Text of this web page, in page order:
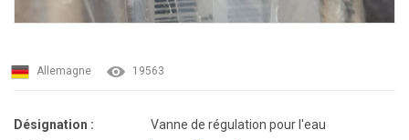
Allemagne 19563
Désignation :
Vanne de régulation pour l'eau